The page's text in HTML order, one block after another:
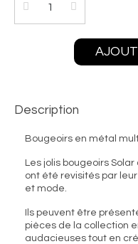
Description
Bougeoirs en métal
Les jolis bougeoirs
ont été revisités par
et mode.
Ils peuvent être
pièces de la collection
audacieuses tout en